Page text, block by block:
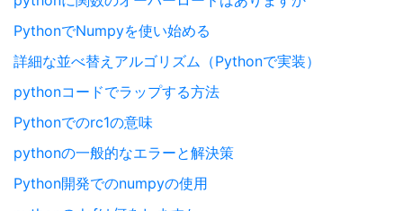
PythonでNumpyを使い始める
詳細な並べ替えアルゴリズム（Pythonで実装）
pythonコードでラップする方法
Pythonでのrc1の意味
pythonの一般的なエラーと解決策
Python開発でのnumpyの使用